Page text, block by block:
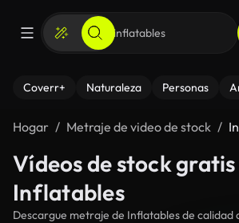
Coverr+ Naturaleza Personas
Hogar Metraje de video de stock
Vídeos de stock gratis
Inflatables
Descargue metraje de Inflatables de